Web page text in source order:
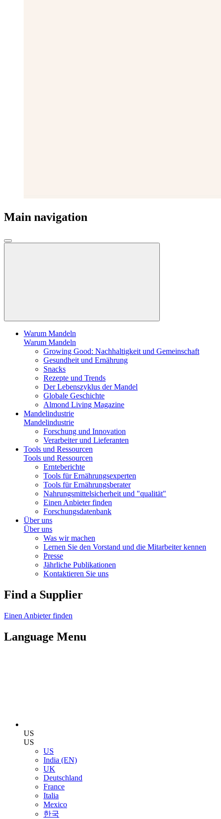
Main navigation
Warum Mandeln
Warum Mandeln
Growing Good: Nachhaltigkeit und Gemeinschaft
Gesundheit und Ernährung
Snacks
Rezepte und Trends
Der Lebenszyklus der Mandel
Globale Geschichte
Almond Living Magazine
Mandelindustrie
Mandelindustrie
Forschung und Innovation
Verarbeiter und Lieferanten
Tools und Ressourcen
Tools und Ressourcen
Ernteberichte
Tools für Ernährungsexperten
Tools für Ernährungsberater
Nahrungsmittelsicherheit und "qualität"
Einen Anbieter finden
Forschungsdatenbank
Über uns
Über uns
Was wir machen
Lernen Sie den Vorstand und die Mitarbeiter kennen
Presse
Jährliche Publikationen
Kontaktieren Sie uns
Find a Supplier
Einen Anbieter finden
Language Menu
US
US
US
India (EN)
UK
Deutschland
France
Italia
Mexico
한국